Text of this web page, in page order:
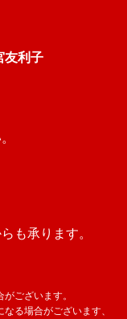
友利子
も承ります。
ございます。
る場合がございます、